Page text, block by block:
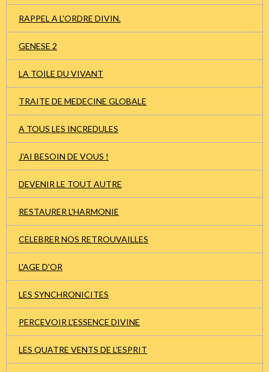
RAPPEL A L'ORDRE DIVIN.
GENESE 2
LA TOILE DU VIVANT
TRAITE DE MEDECINE GLOBALE
A TOUS LES INCREDULES
J'AI BESOIN DE VOUS !
DEVENIR LE TOUT AUTRE
RESTAURER L'HARMONIE
CELEBRER NOS RETROUVAILLES
L'AGE D'OR
LES SYNCHRONICITES
PERCEVOIR L'ESSENCE DIVINE
LES QUATRE VENTS DE L'ESPRIT